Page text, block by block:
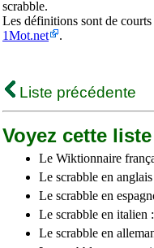
scrabble.
Les définitions sont de
1Mot.net
.
Liste précédente
Voyez cette
Le Wiktionnaire
Le scrabble en
Le scrabble en
Le scrabble en italien
Le scrabble en